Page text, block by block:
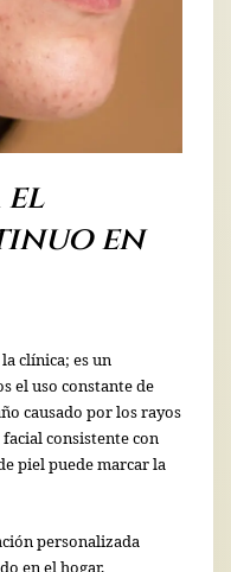
el
en
clínica; es un
el uso constante de
causado por los rayos
consistente con
piel puede marcar la
personalizada
en el hogar,